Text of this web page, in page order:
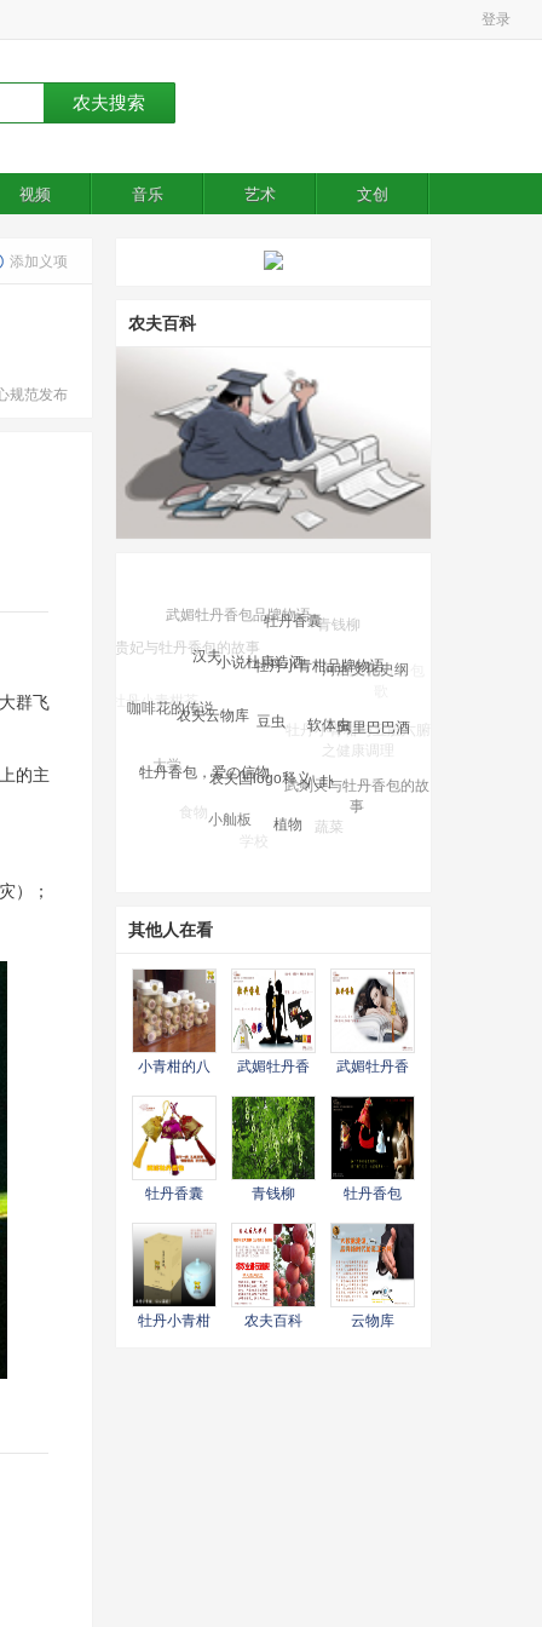
登录
视频 音乐 艺术 文创
添加义项
规范发布
群飞
的主
）；
农夫百科
武媚牡丹香包品牌物语
牡丹香囊
小说杜康造酒牡丹小青柑品牌物语
豆虫
牡丹小青柑与五脏六腑
之健康调理
农夫国logo释义
武则天与牡丹香包的故
事树木
小舢板
植物
女人
疾病
学校
其他人在看
小青柑的八
武媚牡丹香
武媚牡丹香
牡丹香囊 青钱柳 牡丹香包
牡丹小青柑 农夫百科 云物库